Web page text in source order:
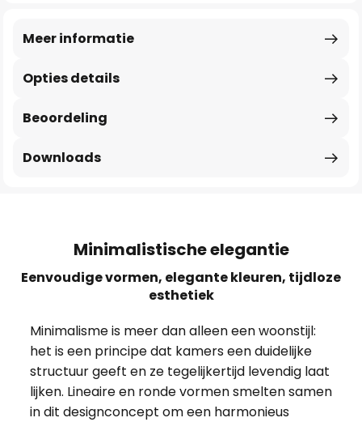
Opties details
Meer informatie
Beoordeling
Downloads
Minimalistische elegantie
Eenvoudige vormen, elegante kleuren, tijdloze
esthetiek
Minimalisme is meer dan alleen een woonstijl:
het is een principe dat kamers een duidelijke
structuur geeft en ze tegelijkertijd levendig laat
lijken. Lineaire en ronde vormen smelten samen
in dit designconcept om een harmonieus